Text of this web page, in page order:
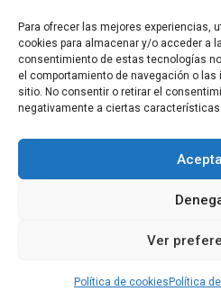
Para ofrecer las mejores experiencias,
cookies para almacenar y/o acceder a
consentimiento de estas tecnologías
el comportamiento de navegación o
sitio. No consentir o retirar el
negativamente a ciertas
Ver
Política de cookies Política
Copyright Colegio Oficial de